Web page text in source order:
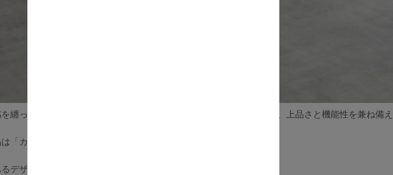
纏った光沢のあるコーデュロイと洗練されたアイアン脚が調和した、上品さと機能性を兼ね備
「カウチソファ・オットマン」の2点セットとなります。
デザインは、まさにリビングルームの主役として相応しい。